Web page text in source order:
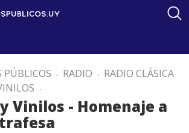
PÚBLICOS . RADIO . RADIO CLÁSICA
.
Vinilos - Homenaje a